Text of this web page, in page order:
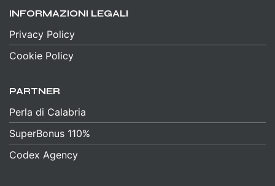
INFORMAZIONI LEGALI
Privacy Policy
Cookie Policy
PARTNER
Perla di Calabria
SuperBonus 110%
Codex Agency